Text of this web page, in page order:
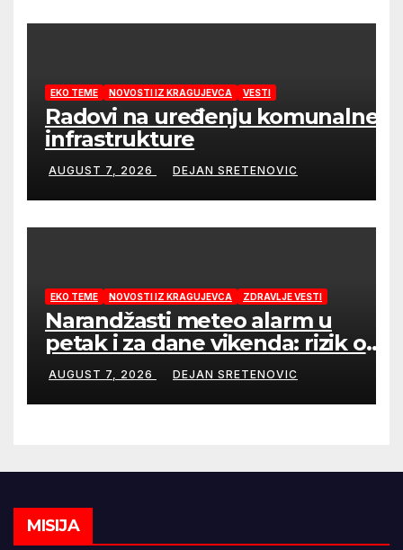
EKO TEME NOVOSTI IZ KRAGUJEVCA VESTI
Radovi na uređenju komunalne
infrastrukture
AUGUST 7, 2026 DEJAN SRETENOVIC
EKO TEME NOVOSTI IZ KRAGUJEVCA ZDRAVLJE VESTI
Narandžasti meteo alarm u
petak i za dane vikenda: rizik od
nastanka i širenja požara na
otvorenom i dalje veoma visok
AUGUST 7, 2026 DEJAN SRETENOVIC
MISIJA